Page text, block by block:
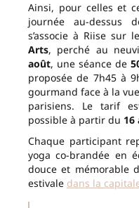
Ainsi, pour celles et
journée au-dessus
s’associe à Riise sur
Arts, perché au
août, une séance de
proposée de 7h45 à
gourmand face à la
parisiens. Le tarif
possible à partir du 16
Chaque participant
yoga co-brandée en
douce et mémorable
estivale dans la